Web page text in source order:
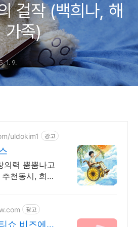
걸작 (백희나, 해
가족)
1. 9.
uldokim1 광고
의력 뿜뿜나고
천동시, 희망
광고
쇼 비즈에서